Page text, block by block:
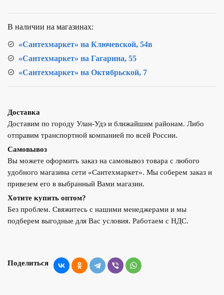
В наличии на магазинах:
«Сантехмаркет» на Ключевской, 54в
«Сантехмаркет» на Гагарина, 55
«Сантехмаркет» на Октябрьской, 7
Доставка
Доставим по городу Улан-Удэ и ближайшим районам. Либо
отправим транспортной компанией по всей России.
Самовывоз
Вы можете оформить заказ на самовывоз товара с любого
удобного магазина сети «Сантехмаркет». Мы соберем заказ и
привезем его в выбранный Вами магазин.
Хотите купить оптом?
Без проблем. Свяжитесь с нашими менеджерами и мы
подберем выгодные для Вас условия. Работаем с НДС.
Поделиться